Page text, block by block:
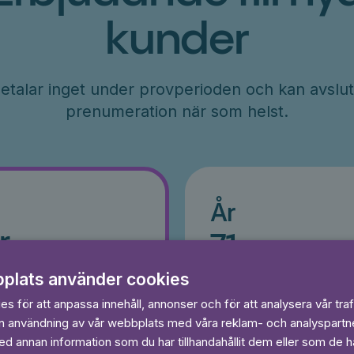
kunder
inget under provperioden och kan
prenumeration när som helst.
År
71
Läs och lyssna obegränsat
Ingen bindningstid
använder cookies
för att anpassa innehåll, annonser och för att analysera vår
användning av vår webbplats med våra reklam- och
annan information som du har tillhandahållit dem eller som de